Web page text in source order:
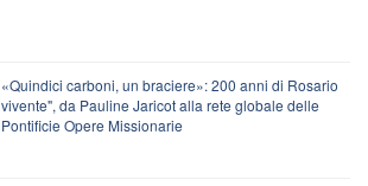
«Quindici carboni, un braciere»: 200 anni di Rosario
vivente", da Pauline Jaricot alla rete globale delle
Pontificie Opere Missionarie